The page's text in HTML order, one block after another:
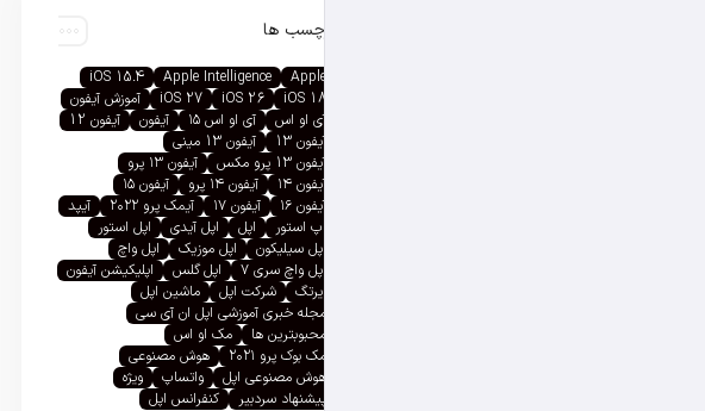
برچسب ها
Apple
Apple Intelligence
iOS 15.4
iOS 18
iOS 26
iOS 27
آموزش آیفون
آی او اس
آی او اس ۱۵ آیفون
آیفون 12
آیفون 13
آیفون 13 مینی
آیفون 13 پرو مکس
آیفون ۱۳ پرو
آیفون ۱۴
آیفون ۱۴ پرو
آیفون ۱۵
آیفون ۱۶
آیفون ۱۷ آیمک پرو ۲۰۲۲
آیپد
اپ استور
اپل اپل آیدی
اپل استور
اپل سیلیکون
اپل موزیک
اپل واچ
اپل واچ سری ۷
اپل گلس
اپلیکیشن آیفون
ایرتگ
شرکت اپل
ماشین اپل
مجله خبری آموزشی اپل ان آی سی
محبوبترین ها
مک او اس
مک بوک پرو ۲۰۲۱
هوش مصنوعی
هوش مصنوعی اپل
واتساپ
ویژه
پیشنهاد سردبیر
کنفرانس اپل